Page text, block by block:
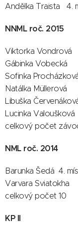
Andělka Traista 4.
NNML roč. 2015
Viktorka Vondrová
Gábinka
Sofinka
Natálka
Libuška
Lucinka
celkový počet
NML roč. 2014
Barunka Šedá 4.
Varvara Sviatokha
celkový počet 10
KP II